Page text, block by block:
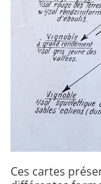
Ces cartes